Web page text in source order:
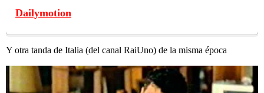
Dailymotion
Y otra tanda de Italia (del canal RaiUno) de la misma época